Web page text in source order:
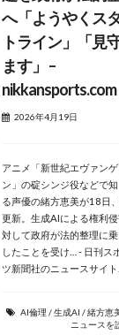
へ「ようやくス
トライン」「見
ます」 –
nikkansports.com
2026年4月19日
アニメ「新世紀エヴァン
ン」の碇シンジ役などで
る声優の緒方恵美が18日
更新。生成AIによる権利
対して政府が法的整理に
したことを受け… - 日刊ス
ツ新聞社のニュースサイト...
AI倫理 /生成AI /緒方恵
ニュースを